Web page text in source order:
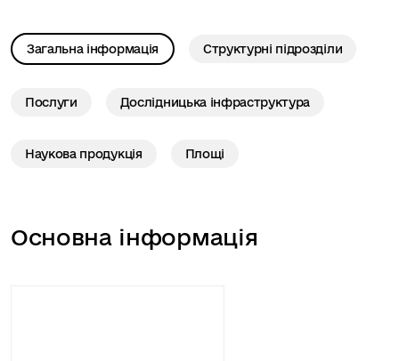
Загальна інформація Структурні підрозділи
Послуги Дослідницька інфраструктура
Наукова продукція Площі
Основна інформація